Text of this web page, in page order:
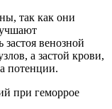
так как они
венозной
а застой крови,
потенции.